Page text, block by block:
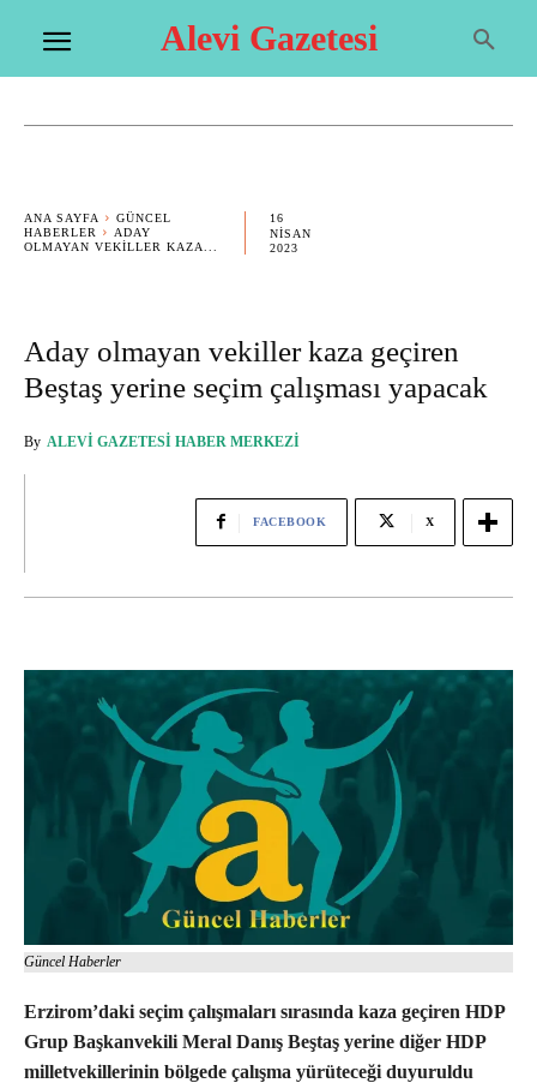
Alevi Gazetesi
ANA SAYFA
GÜNCEL
HABERLER
ADAY
OLMAYAN VEKILLER KAZA...
16
NISAN
2023
Aday olmayan vekiller kaza geçiren
Beştaş yerine seçim çalışması yapacak
By ALEVI GAZETESI HABER MERKEZI
FACEBOOK X
Güncel Haberler
Erzirom’daki seçim çalışmaları sırasında kaza geçiren HDP
Grup Başkanvekili Meral Danış Beştaş yerine diğer HDP
milletvekillerinin bölgede çalışma yürüteceği duyuruldu